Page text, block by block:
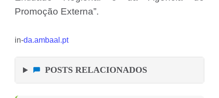
Promoção Externa”.
in-da.ambaal.pt
POSTS RELACIONADOS